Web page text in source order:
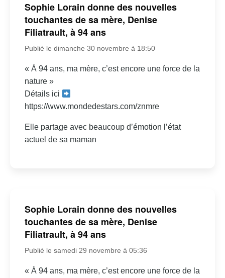
Sophie Lorain donne des nouvelles
touchantes de sa mère, Denise
Filiatrault, à 94 ans
Publié le dimanche 30 novembre à 18:50
« À 94 ans, ma mère, c’est encore une force de la
nature »
Détails ici
https://www.mondedestars.com/znmre
Elle partage avec beaucoup d’émotion l’état
actuel de sa maman
Sophie Lorain donne des nouvelles
touchantes de sa mère, Denise
Filiatrault, à 94 ans
Publié le samedi 29 novembre à 05:36
« À 94 ans, ma mère, c’est encore une force de la